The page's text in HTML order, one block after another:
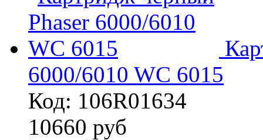
6000/6010 WC 6015
Код: 106R01634
10660 руб